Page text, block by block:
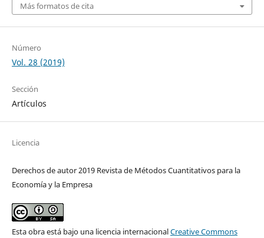
Más formatos de cita
Número
Vol. 28 (2019)
Sección
Artículos
Licencia
Derechos de autor 2019 Revista de Métodos Cuantitativos para la
Economía y la Empresa
Esta obra está bajo una licencia internacionalCreative Commons